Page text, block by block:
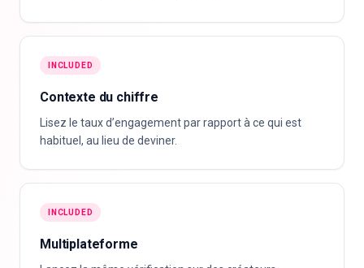
INCLUDED
Contexte du chiffre
Lisez le taux d’engagement par rapport à ce qui est
habituel, au lieu de deviner.
INCLUDED
Multiplateforme